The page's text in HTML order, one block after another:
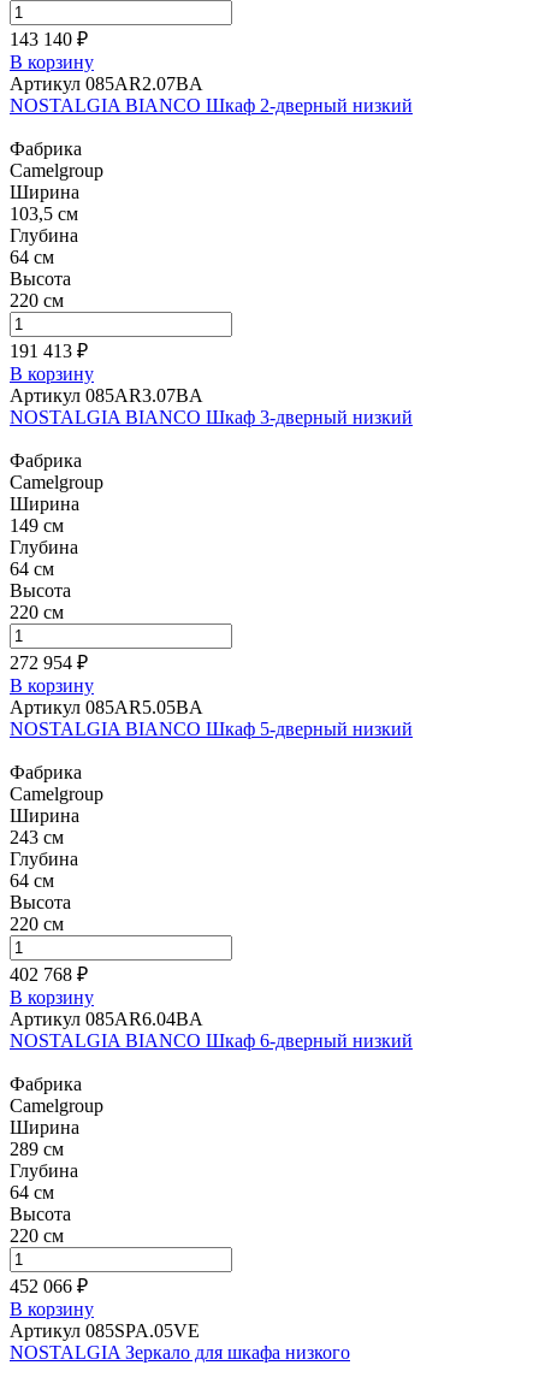
143 140 ₽
В корзину
Артикул 085AR2.07BA
NOSTALGIA BIANCO Шкаф 2-дверный низкий
Фабрика
Camelgroup
Ширина
103,5 см
Глубина
64 см
Высота
220 см
191 413 ₽
В корзину
Артикул 085AR3.07BA
NOSTALGIA BIANCO Шкаф 3-дверный низкий
Фабрика
Camelgroup
Ширина
149 см
Глубина
64 см
Высота
220 см
272 954 ₽
В корзину
Артикул 085AR5.05BA
NOSTALGIA BIANCO Шкаф 5-дверный низкий
Фабрика
Camelgroup
Ширина
243 см
Глубина
64 см
Высота
220 см
402 768 ₽
В корзину
Артикул 085AR6.04BA
NOSTALGIA BIANCO Шкаф 6-дверный низкий
Фабрика
Camelgroup
Ширина
289 см
Глубина
64 см
Высота
220 см
452 066 ₽
В корзину
Артикул 085SPA.05VE
NOSTALGIA Зеркало для шкафа низкого